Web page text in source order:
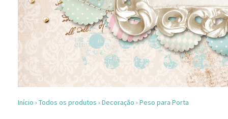
Início › Todos os produtos › Decoração › Peso para Porta